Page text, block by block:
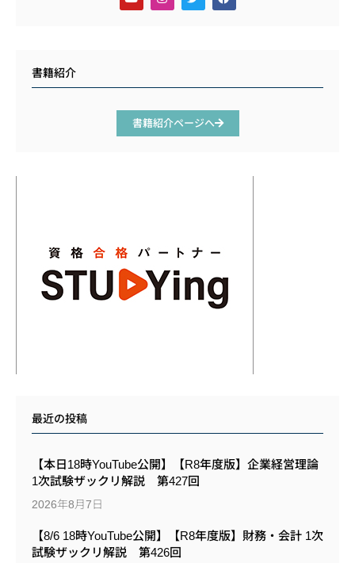
書籍紹介
書籍紹介ページへ
最近の投稿
【本日18時YouTube公開】【R8年度版】企業経営理論
1次試験ザックリ解説 第427回
2026年8月7日
【8/6 18時YouTube公開】【R8年度版】財務・会計 1次
試験ザックリ解説 第426回